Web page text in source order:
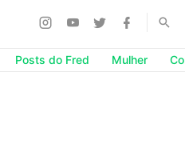
Posts do Fred Mulher